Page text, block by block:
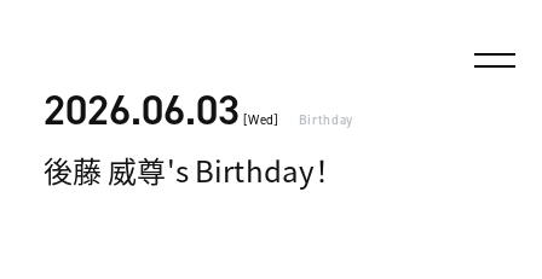
2026.06.03 [Wed] Birthday
後藤 威尊's Birthday！